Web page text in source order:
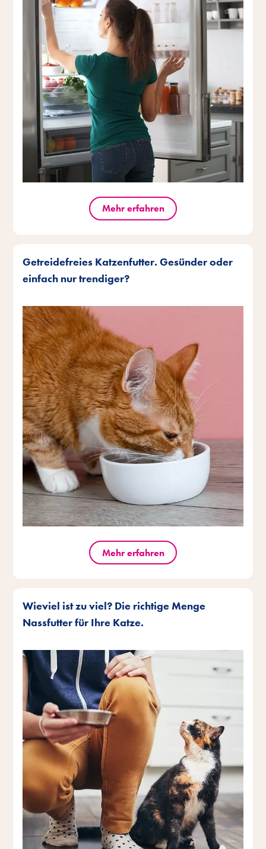
Mehr erfahren
Getreidefreies Katzenfutter. Gesünder oder
einfach nur trendiger?
Mehr erfahren
Wieviel ist zu viel? Die richtige Menge
Nassfutter für Ihre Katze.